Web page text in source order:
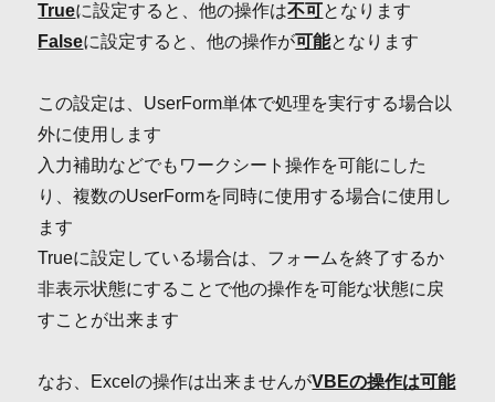
Trueに設定すると、他の操作は不可となります
Falseに設定すると、他の操作が可能となります
この設定は、UserForm単体で処理を実行する場合以
外に使用します
入力補助などでもワークシート操作を可能にした
り、複数のUserFormを同時に使用する場合に使用し
ます
Trueに設定している場合は、フォームを終了するか
非表示状態にすることで他の操作を可能な状態に戻
すことが出来ます
なお、Excelの操作は出来ませんがVBEの操作は可能